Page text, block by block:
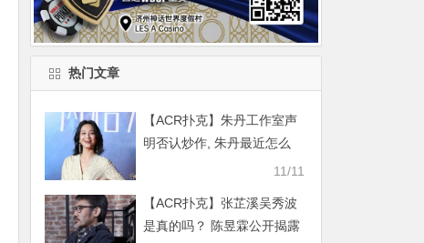
热门文章
【ACR扑克】朱丹工作室声
明否认炒作, 朱丹最近怎么
11/11
【ACR扑克】张芷溪吴秀波
是真的吗？ 陈昱霖公开揭露